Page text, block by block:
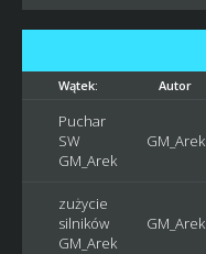
Wątek: Autor
Puchar
SW
GM_Arek
GM_Arek
zużycie
silników
GM_Arek
GM_Arek